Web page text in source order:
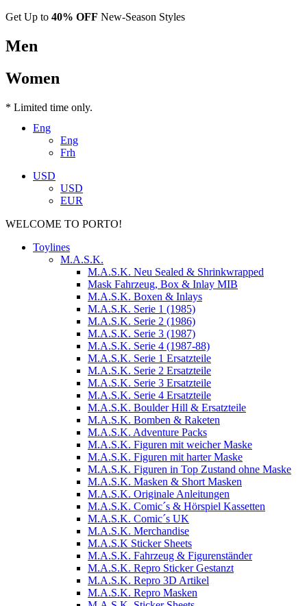
Get Up to 40% OFF New-Season Styles
Men
Women
* Limited time only.
Eng
Eng
Frh
USD
USD
EUR
WELCOME TO PORTO!
Toylines
M.A.S.K.
M.A.S.K. Neu Sealed & Shrinkwrapped
Mask Fahrzeug, Box & Inlay MIB
M.A.S.K. Boxen & Inlays
M.A.S.K. Serie 1 (1985)
M.A.S.K. Serie 2 (1986)
M.A.S.K. Serie 3 (1987)
M.A.S.K. Serie 4 (1987-88)
M.A.S.K. Serie 1 Ersatzteile
M.A.S.K. Serie 2 Ersatzteile
M.A.S.K. Serie 3 Ersatzteile
M.A.S.K. Serie 4 Ersatzteile
M.A.S.K. Boulder Hill & Ersatzteile
M.A.S.K. Bomben & Raketen
M.A.S.K. Adventure Packs
M.A.S.K. Figuren mit weicher Maske
M.A.S.K. Figuren mit harter Maske
M.A.S.K. Figuren in Top Zustand ohne Maske
M.A.S.K. Masken & Short Masken
M.A.S.K. Originale Anleitungen
M.A.S.K. Comic´s & Hörspiel Kassetten
M.A.S.K. Comic´s UK
M.A.S.K. Merchandise
M.A.S.K Sticker Sheets
M.A.S.K. Fahrzeug & Figurenständer
M.A.S.K. Repro Sticker Gestanzt
M.A.S.K. Repro 3D Artikel
M.A.S.K. Repro Masken